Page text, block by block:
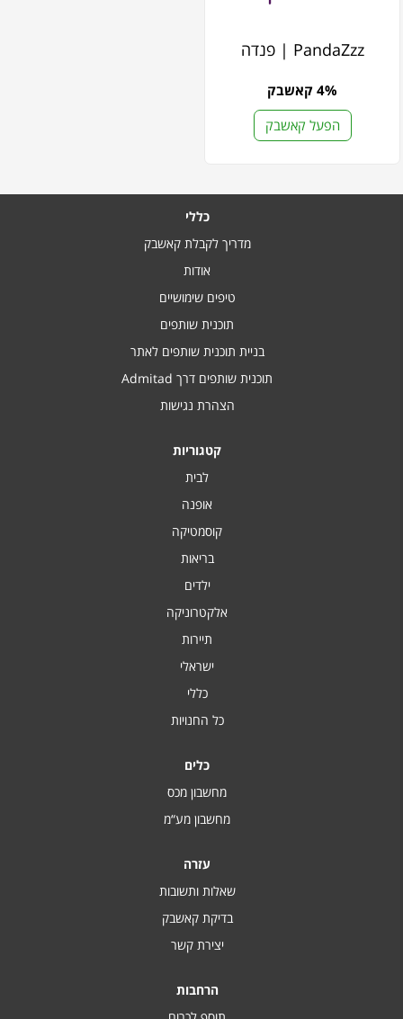
PandaZzz | פנדה
4% קאשבק
הפעל קאשבק
כללי
מדריך לקבלת קאשבק
אודות
טיפים שימושיים
תוכנית שותפים
בניית תוכנית שותפים לאתר
תוכנית שותפים דרך Admitad
הצהרת נגישות
קטגוריות
לבית
אופנה
קוסמטיקה
בריאות
ילדים
אלקטרוניקה
תיירות
ישראלי
כללי
כל החנויות
כלים
מחשבון מכס
מחשבון מע“מ
עזרה
שאלות ותשובות
בדיקת קאשבק
יצירת קשר
הרחבות